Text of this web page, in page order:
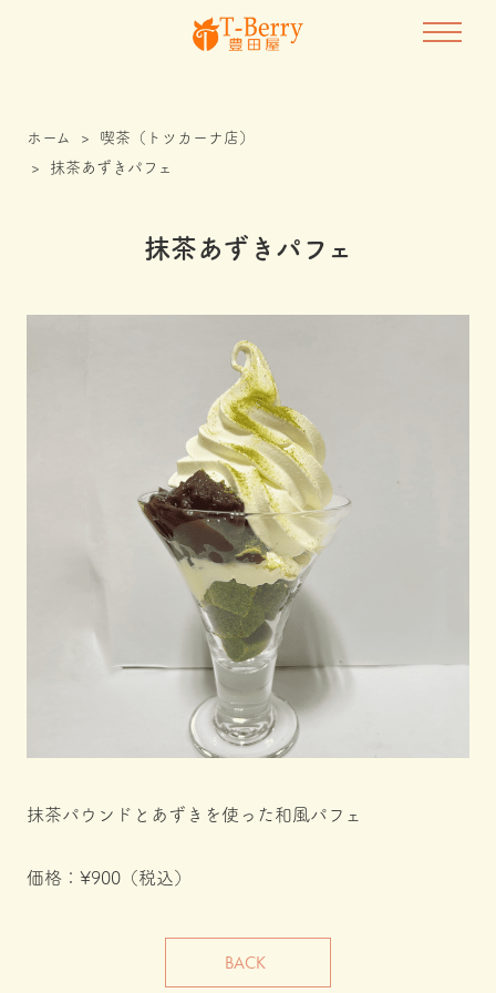
ホーム >
喫茶（トツカーナ店）
>
抹茶あずきパフェ
抹茶あずきパフェ
抹茶パウンドとあずきを使った和風パフェ
価格： ¥900（税込）
BACK